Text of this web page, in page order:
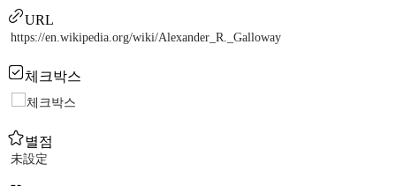
URL
https://en.wikipedia.org/wiki/Alexander_R._Galloway
체크박스
체크박스
별점
未設定